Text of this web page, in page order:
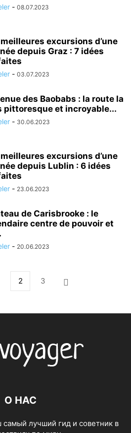
- 08.07.2023
excursions d’une
depuis Graz : 7 idées
- 03.07.2023
des Baobabs : la route la
pittoresque et incroyable...
- 30.06.2023
excursions d’une
depuis Lublin : 6 idées
- 23.06.2023
de Carisbrooke : le
centre de pouvoir et
- 20.06.2023
2 3
О НАС
лучший гид и советник в